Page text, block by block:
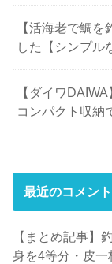
【活海老で鯛
した【シンプル
【ダイワ
コンパクト収納
最近のコメント
【まとめ記事】
身を4等分・皮一